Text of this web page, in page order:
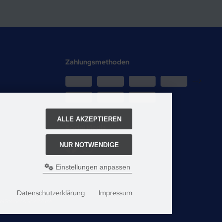
Zahlungsmethoden
Social Media
ALLE AKZEPTIEREN
NUR NOTWENDIGE
Einstellungen anpassen
Datenschutzerklärung Impressum